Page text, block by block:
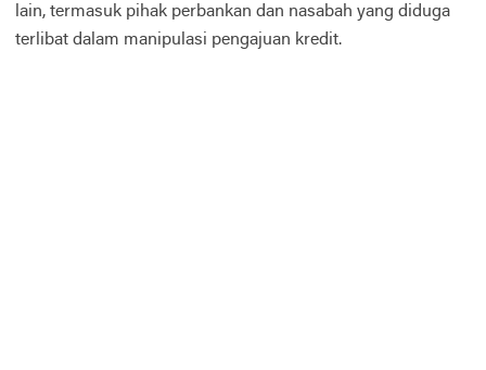
lain, termasuk pihak perbankan dan nasabah yang diduga
terlibat dalam manipulasi pengajuan kredit.